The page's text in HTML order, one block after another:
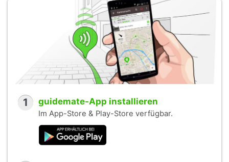
1 guidemate-App installieren
Im App-Store & Play-Store verfügbar.